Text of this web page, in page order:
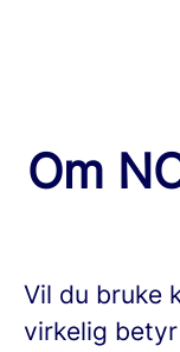
Om
Vil du bruke
virkelig betyr